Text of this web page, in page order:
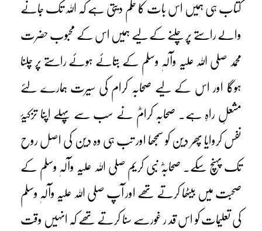
کتاب ہی ہمیں اس بات کا حکم دیتی ہے کہ اللہ تک جانے
والے راستے پر چلنے کے لیے ہمیں اس کے محبوب حضرت
محمد صلی اللہ علیہ وآلہٖ وسلم کے بتائے ہوئے راستے پر چلنا
ہوگا اور اس کے لیے صحابہ کرام کی سیرت ہمارے لئے
مشعلِ راہِ ہے۔ صحابہ کرامؓ نے سب سے پہلے اپنا تزکیۂ
نفس کروایا پھر دین کو سمجھا اور تب ہی وہ دین کی اصل روح
تک پہنچ سکے۔ صحابہؓ نبی کریم صلی اللہ علیہ وآلہٖ وسلم کے
صحبت میں بیٹھا کرتے تھے اور آپ صلی اللہ علیہ وآلہٖ وسلم
کی تعلیمات کو اس قد ر غورسے سنا کرتے تھے کہ انہیں وقت